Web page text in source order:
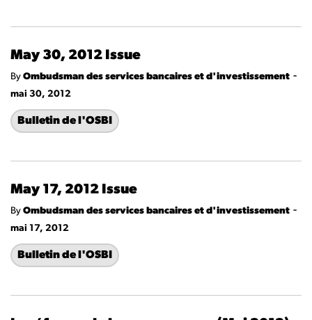
May 30, 2012 Issue
By Ombudsman des services bancaires et d'investissement -
mai 30, 2012
Bulletin de l'OSBI
May 17, 2012 Issue
By Ombudsman des services bancaires et d'investissement -
mai 17, 2012
Bulletin de l'OSBI